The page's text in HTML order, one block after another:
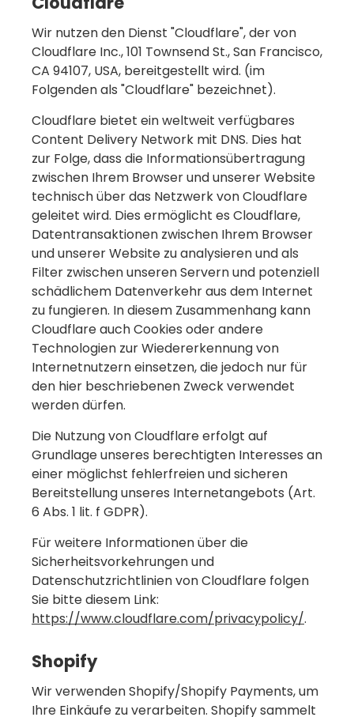
Wir nutzen den Dienst "Cloudflare", der von
Cloudflare Inc., 101 Townsend St., San Francisco,
CA 94107, USA, bereitgestellt wird. (im
Folgenden als "Cloudflare" bezeichnet).
Cloudflare bietet ein weltweit verfügbares
Content Delivery Network mit DNS. Dies hat
zur Folge, dass die Informationsübertragung
zwischen Ihrem Browser und unserer Website
technisch über das Netzwerk von Cloudflare
geleitet wird. Dies ermöglicht es Cloudflare,
Datentransaktionen zwischen Ihrem Browser
und unserer Website zu analysieren und als
Filter zwischen unseren Servern und potenziell
schädlichem Datenverkehr aus dem Internet
zu fungieren. In diesem Zusammenhang kann
Cloudflare auch Cookies oder andere
Technologien zur Wiedererkennung von
Internetnutzern einsetzen, die jedoch nur für
den hier beschriebenen Zweck verwendet
werden dürfen.
Die Nutzung von Cloudflare erfolgt auf
Grundlage unseres berechtigten Interesses an
einer möglichst fehlerfreien und sicheren
Bereitstellung unseres Internetangebots (Art.
6 Abs. 1 lit. f GDPR).
Für weitere Informationen über die
Sicherheitsvorkehrungen und
Datenschutzrichtlinien von Cloudflare folgen
Sie bitte diesem Link:
https://www.cloudflare.com/privacypolicy/.
Shopify
Wir verwenden Shopify/Shopify Payments, um
Ihre Einkäufe zu verarbeiten. Shopify sammelt